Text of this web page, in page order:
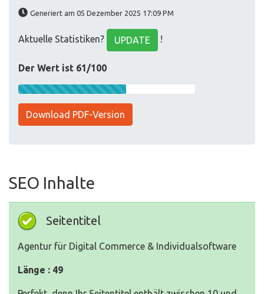
Generiert am 05 Dezember 2025 17:09 PM
Aktuelle Statistiken? UPDATE !
Der Wert ist 61/100
Download PDF-Version
SEO Inhalte
Seitentitel
Agentur für Digital Commerce & Individualsoftware
Länge : 49